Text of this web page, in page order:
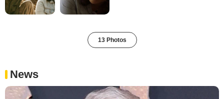
13 Photos
News